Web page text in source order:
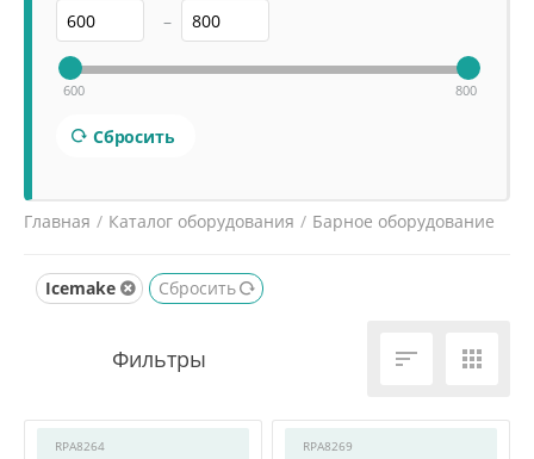
–
600 800
Сбросить
Главная / Каталог оборудования / Барное оборудование
Icemake
Сбросить
 
RPA8264 RPA8269